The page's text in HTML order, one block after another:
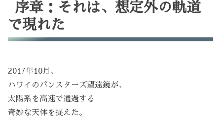
序章：それは、想定外の軌道
で現れた
2017年10月、
ハワイのパンスターズ望遠鏡が、
太陽系を高速で通過する
奇妙な天体を捉えた。